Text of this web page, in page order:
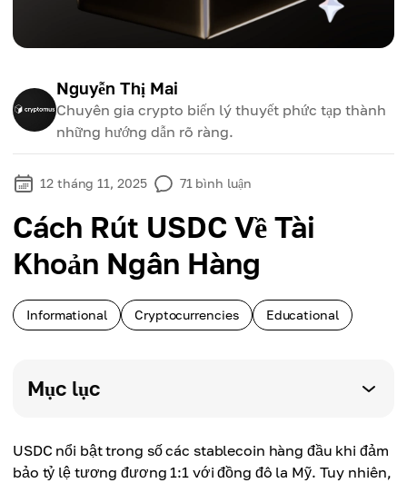
Nguyễn Thị Mai
Chuyên gia crypto biến lý thuyết phức tạp thành
những hướng dẫn rõ ràng.
12 tháng 11, 2025 71 bình luận
Cách Rút USDC Về Tài
Khoản Ngân Hàng
Informational Cryptocurrencies Educational
Mục lục
USDC nổi bật trong số các stablecoin hàng đầu khi đảm
bảo tỷ lệ tương đương 1:1 với đồng đô la Mỹ. Tuy nhiên,